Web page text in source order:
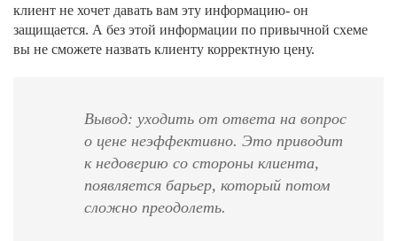
клиент не хочет давать вам эту информацию- он
защищается. А без этой информации по привычной схеме
вы не сможете назвать клиенту корректную цену.
Вывод: уходить от ответа на вопрос
о цене неэффективно. Это приводит
к недоверию со стороны клиента,
появляется барьер, который потом
сложно преодолеть.